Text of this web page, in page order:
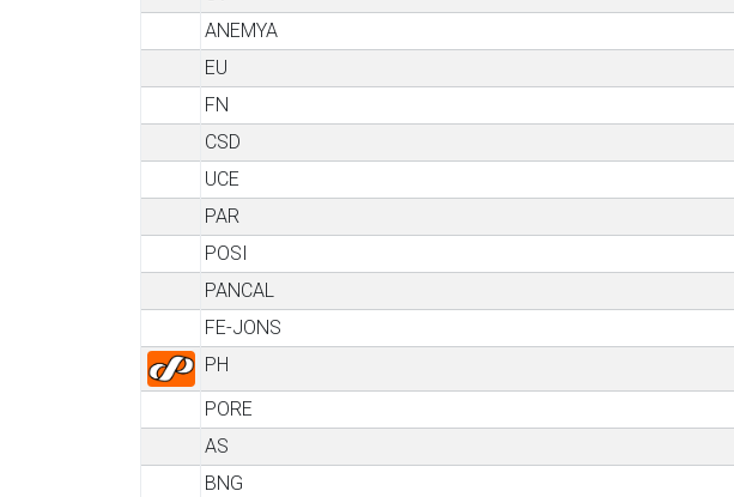
ANEMYA
EU
FN
CSD
UCE
PAR
POSI
PANCAL
FE-JONS
PH
PORE
AS
BNG